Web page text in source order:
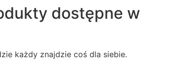
dostępne w
każdy znajdzie coś dla siebie.